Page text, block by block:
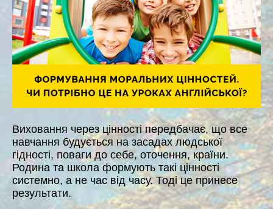
Виховання через цінності передбачає, що все
навчання будується на засадах людської
гідності, поваги до себе, оточення, країни.
Родина та школа формують такі цінності
системно, а не час від часу. Тоді це принесе
результати.